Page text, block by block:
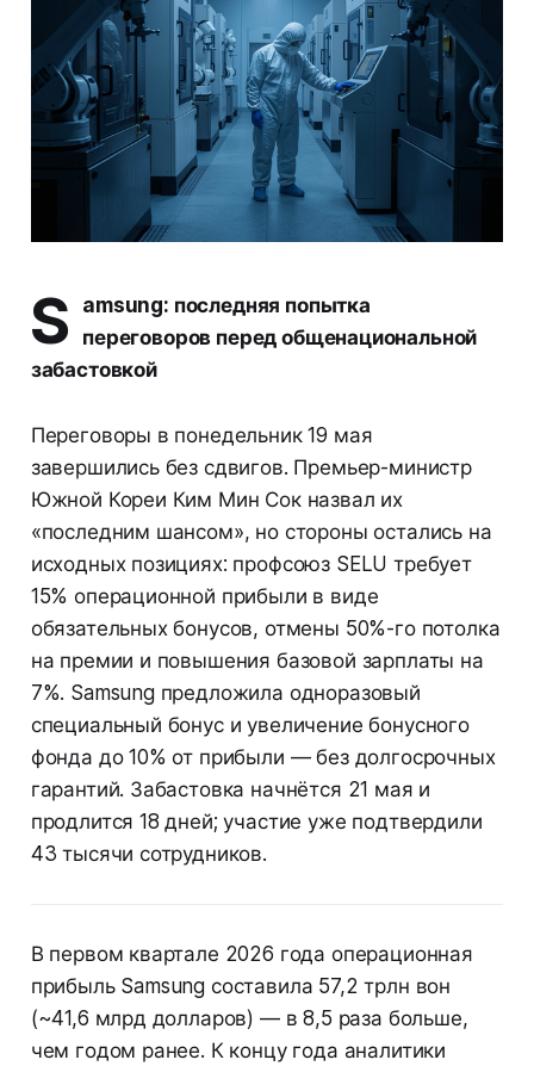
S
amsung: последняя попытка
переговоров перед общенациональной
забастовкой
Переговоры в понедельник 19 мая
завершились без сдвигов. Премьер-министр
Южной Кореи Ким Мин Сок назвал их
«последним шансом», но стороны остались на
исходных позициях: профсоюз SELU требует
15% операционной прибыли в виде
обязательных бонусов, отмены 50%-го потолка
на премии и повышения базовой зарплаты на
7%. Samsung предложила одноразовый
специальный бонус и увеличение бонусного
фонда до 10% от прибыли — без долгосрочных
гарантий. Забастовка начнётся 21 мая и
продлится 18 дней; участие уже подтвердили
43 тысячи сотрудников.
В первом квартале 2026 года операционная
прибыль Samsung составила 57,2 трлн вон
(~41,6 млрд долларов) — в 8,5 раза больше,
чем годом ранее. К концу года аналитики